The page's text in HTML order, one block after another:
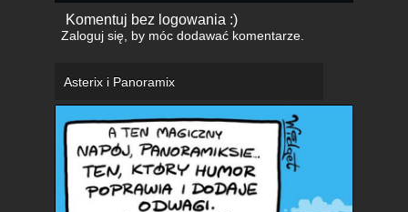
Komentuj bez logowania :)
Zaloguj się, by móc dodawać komentarze.
Asterix i Panoramix